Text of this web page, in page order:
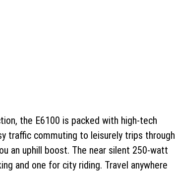
the E6100 is packed with high-tech
traffic commuting to leisurely trips through
an uphill boost. The near silent 250-watt
and one for city riding. Travel anywhere